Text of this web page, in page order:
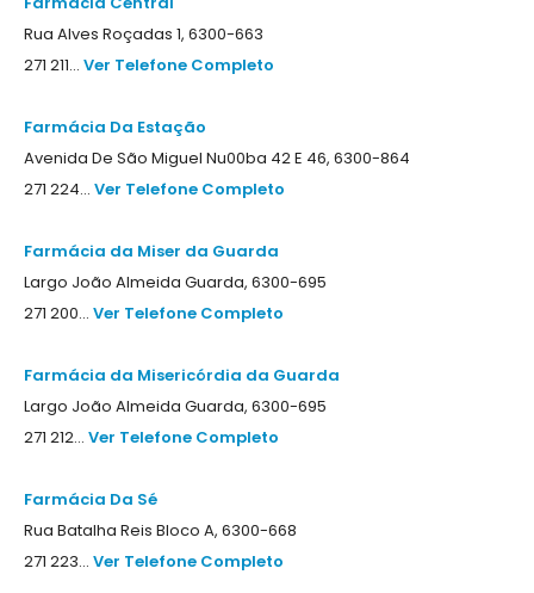
Rua Alves Roçadas 1, 6300-663
271 211... Ver Telefone Completo
Farmácia Da Estação
Avenida De São Miguel Nu00ba 42 E 46, 6300-864
271 224... Ver Telefone Completo
Farmácia da Miser da Guarda
Largo João Almeida Guarda, 6300-695
271 200... Ver Telefone Completo
Farmácia da Misericórdia da Guarda
Largo João Almeida Guarda, 6300-695
271 212... Ver Telefone Completo
Farmácia Da Sé
Rua Batalha Reis Bloco A, 6300-668
271 223... Ver Telefone Completo